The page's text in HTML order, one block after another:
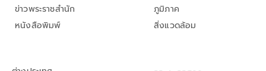
ข่าวพระราชสำนัก
หนังสือพิมพ์
ภูมิภาค
สิ่งแวดล้อม